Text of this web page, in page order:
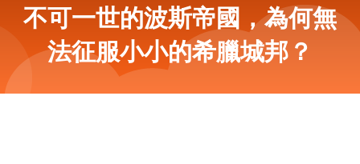
不可一世的波斯帝國，為何無
法征服小小的希臘城邦？